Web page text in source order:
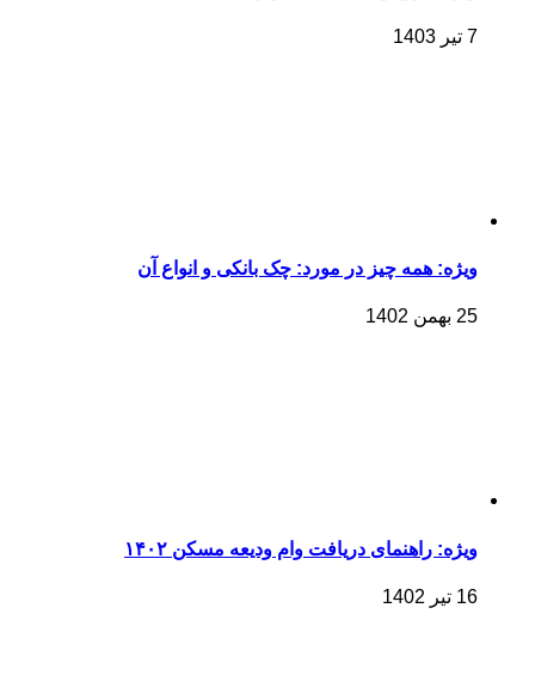
7 تیر 1403
ویژه: همه چیز در مورد: چک بانکی و انواع آن
25 بهمن 1402
ویژه: راهنمای دریافت وام ودیعه مسکن ۱۴۰۲
16 تیر 1402